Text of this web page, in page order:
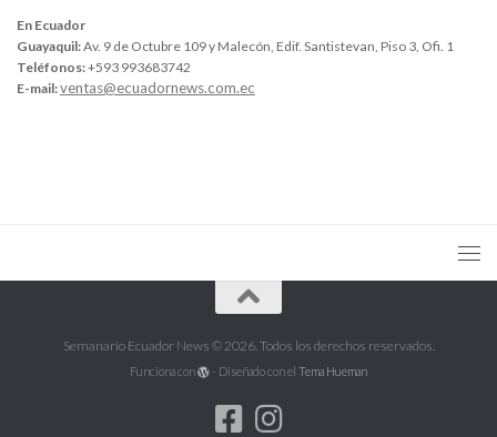
En Ecuador
Guayaquil:Av. 9 de Octubre 109 y Malecón, Edif. Santistevan, Piso 3, Ofi. 1
Teléfonos:+593 993683742
E-mail:ventas@ecuadornews.com.ec
Semanario Ecuador News © 2026. Todos los derechos reservados.
Funciona con - Diseñado con el Tema Hueman